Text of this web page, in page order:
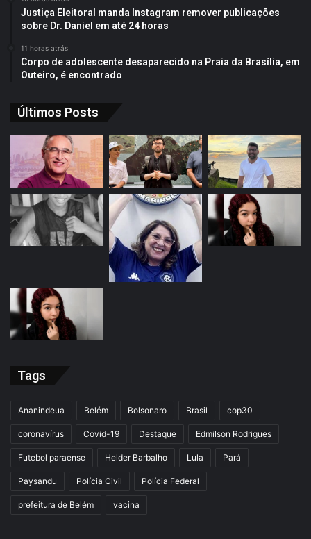
Justiça Eleitoral manda Instagram remover publicações
sobre Dr. Daniel em até 24 horas
11 horas atrás
Corpo de adolescente desaparecido na Praia da Brasília, em
Outeiro, é encontrado
Últimos Posts
Tags
Ananindeua Belém Bolsonaro Brasil cop30
coronavírus Covid-19 Destaque Edmilson Rodrigues
Futebol paraense Helder Barbalho Lula Pará
Paysandu Polícia Civil Polícia Federal
prefeitura de Belém vacina